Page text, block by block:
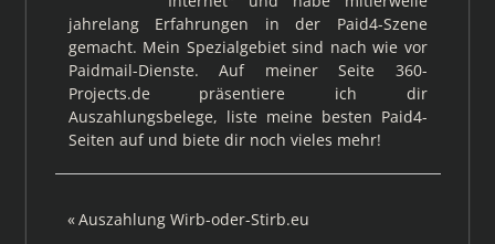
jahrelang Erfahrungen in der Paid4-Szene
gemacht. Mein Spezialgebiet sind nach wie vor
Paidmail-Dienste. Auf meiner Seite 360-
Projects.de präsentiere ich dir
Auszahlungsbelege, liste meine besten Paid4-
Seiten auf und biete dir noch vieles mehr!
Beitragsnavigation
Vorheriger
Auszahlung Wirb-oder-Stirb.eu